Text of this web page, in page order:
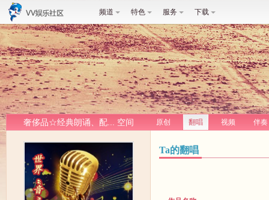
频道 特色 服务 下载
奢侈品☆经典朗诵、配... 空间 原创 翻唱 视频 伴奏
Ta的翻唱